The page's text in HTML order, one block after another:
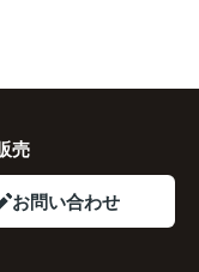
売
お問い合わせ